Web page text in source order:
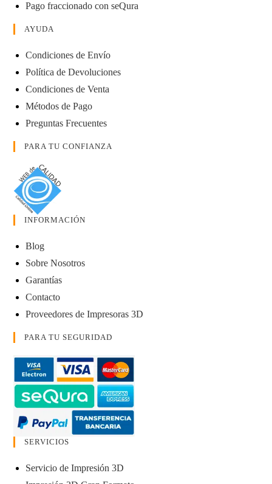
Pago fraccionado con seQura
AYUDA
Condiciones de Envío
Política de Devoluciones
Condiciones de Venta
Métodos de Pago
Preguntas Frecuentes
PARA TU CONFIANZA
INFORMACIÓN
Blog
Sobre Nosotros
Garantías
Contacto
Proveedores de Impresoras 3D
PARA TU SEGURIDAD
SERVICIOS
Servicio de Impresión 3D